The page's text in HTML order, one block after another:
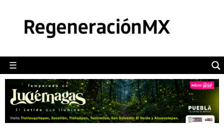
☰
POLÍTICA
CAMALEÓN
OPINIÓN
DEPORTES